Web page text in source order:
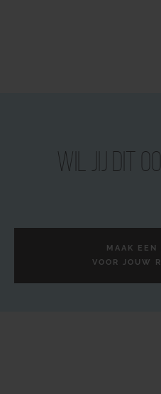
Wil jij dit
MAAK EEN
VOOR JOUW